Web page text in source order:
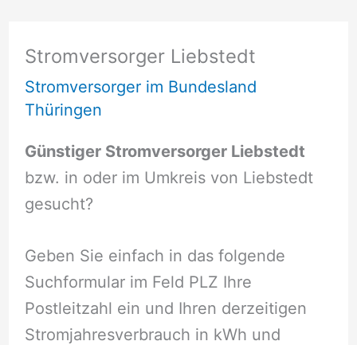
Stromversorger Liebstedt
Stromversorger im Bundesland
Thüringen
Günstiger Stromversorger Liebstedt
bzw. in oder im Umkreis von Liebstedt
gesucht?
Geben Sie einfach in das folgende
Suchformular im Feld PLZ Ihre
Postleitzahl ein und Ihren derzeitigen
Stromjahresverbrauch in kWh und